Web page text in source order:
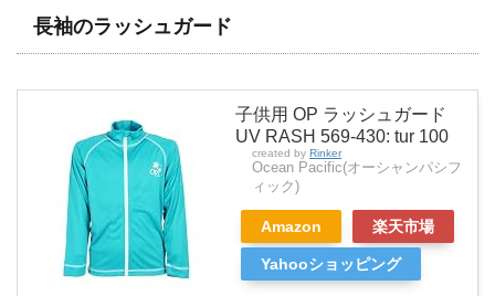
長袖のラッシュガード
子供用 OP ラッシュガード
UV RASH 569-430: tur 100
created by Rinker
Ocean Pacific(オーシャンパシフ
ィック)
Amazon 楽天市場
Yahooショッピング